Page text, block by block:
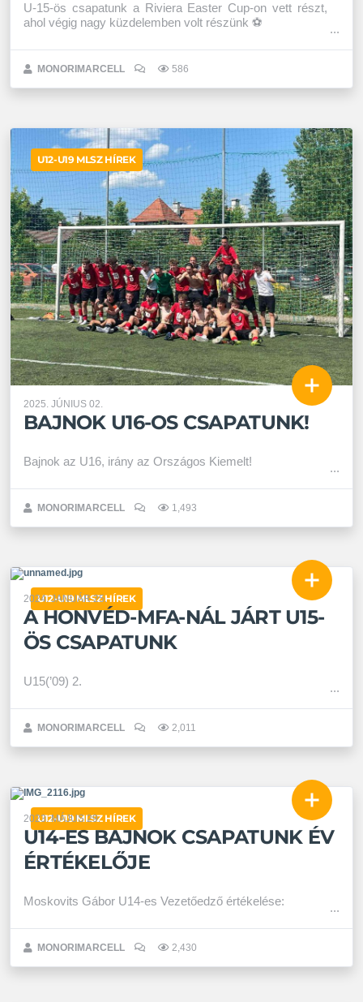
U-15-ös csapatunk a Riviera Easter Cup-on vett részt,
ahol végig nagy küzdelemben volt részünk ⚽️
MONORIMARCELL 586
U12-U19 MLSZ HÍREK
2025. JÚNIUS 02.
BAJNOK U16-OS CSAPATUNK!
Bajnok az U16, irány az Országos Kiemelt!
MONORIMARCELL 1,493
U12-U19 MLSZ HÍREK
2024. JANUÁR 25.
A HONVÉD-MFA-NÁL JÁRT U15-
ÖS CSAPATUNK
U15(’09) 2.
MONORIMARCELL 2,011
U12-U19 MLSZ HÍREK
2023. MÁJUS 29.
U14-ES BAJNOK CSAPATUNK ÉV
ÉRTÉKELŐJE
Moskovits Gábor U14-es Vezetőedző értékelése:
MONORIMARCELL 2,430